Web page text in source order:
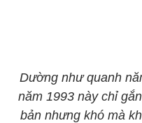
Dường như quanh
năm 1993 này chỉ
bản nhưng khó mà